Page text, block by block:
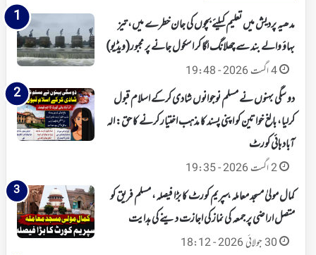
مدھیہ پردیش میں تعلیم کیلئے بچوں کی جان خطرے میں، تیز
بہاؤ والے بند سے چھلانگ لگا کر اسکول جانے پر مجبور(ویڈیو)
4 اگست 2026 - 19:48
دو سگی بہنوں نے مسلم نوجوانوں شادی کرکے اسلام قبول
کرلیا، بالغ خواتین کو اپنی پسند کا مذہب اختیار کرنے کا حق: الہ
آباد ہائی کورٹ
2 اگست 2026 - 19:35
کمال مولیٰ مسجد معاملہ، سپریم کورٹ کا بڑا فیصلہ، مسلم فریق کو
متصل اراضی پر جمعہ کی نماز کی اجازت دینے کی ہدایت
30 جولائی 2026 - 18:12